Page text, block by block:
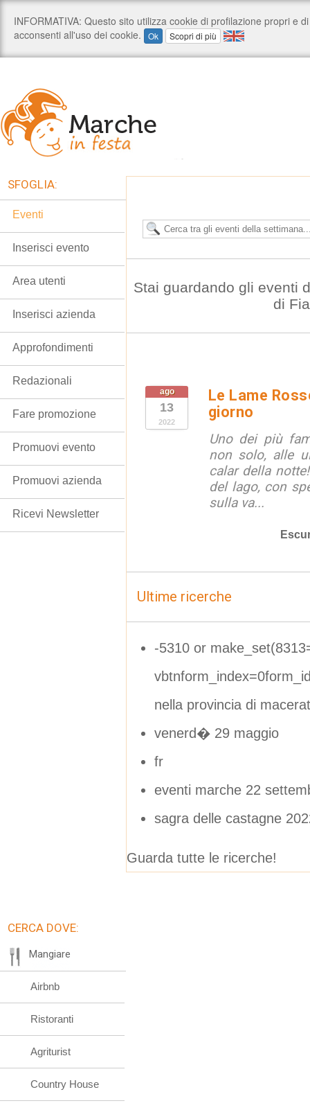
Stai guardando gli eventi
di
ago
13
2022
Le Lame
giorno
Uno dei più
non solo, alle
calar della
del lago, con
sulla va...
Ultime ricerche
-5310 or
nella provincia di
venerd� 29 maggio
fr
eventi marche 22
sagra delle castagne
Guarda tutte le ricerche!
SFOGLIA:
Eventi
Inserisci evento
Area utenti
Inserisci azienda
Approfondimenti
Redazionali
Fare promozione
Promuovi evento
Promuovi azienda
Ricevi Newsletter
CERCA DOVE:
Mangiare
Airbnb
Ristoranti
Agriturist
Country House